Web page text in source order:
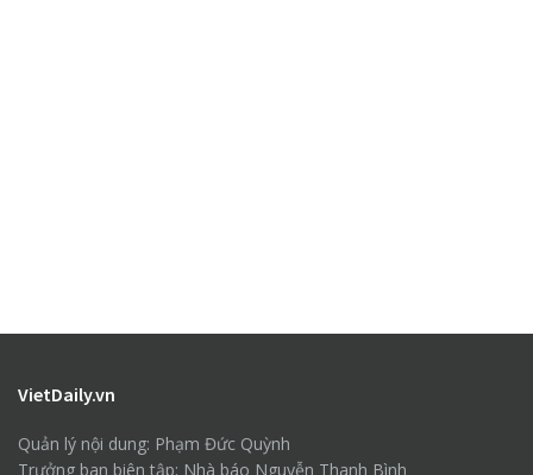
VietDaily.vn
Quản lý nội dung: Phạm Đức Quỳnh
Trưởng ban biên tập: Nhà báo Nguyễn Thanh Bình